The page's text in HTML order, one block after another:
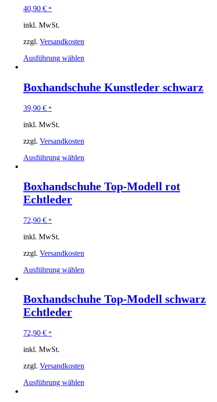
40,90 € *
inkl. MwSt.
zzgl. Versandkosten
Ausführung wählen
Boxhandschuhe Kunstleder schwarz
39,90 € *
inkl. MwSt.
zzgl. Versandkosten
Ausführung wählen
Boxhandschuhe Top-Modell rot
Echtleder
72,90 € *
inkl. MwSt.
zzgl. Versandkosten
Ausführung wählen
Boxhandschuhe Top-Modell schwarz
Echtleder
72,90 € *
inkl. MwSt.
zzgl. Versandkosten
Ausführung wählen